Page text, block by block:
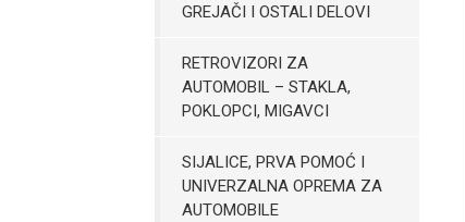
GREJAČI I OSTALI DELOVI
RETROVIZORI ZA
AUTOMOBIL – STAKLA,
POKLOPCI, MIGAVCI
SIJALICE, PRVA POMOĆ I
UNIVERZALNA OPREMA ZA
AUTOMOBILE